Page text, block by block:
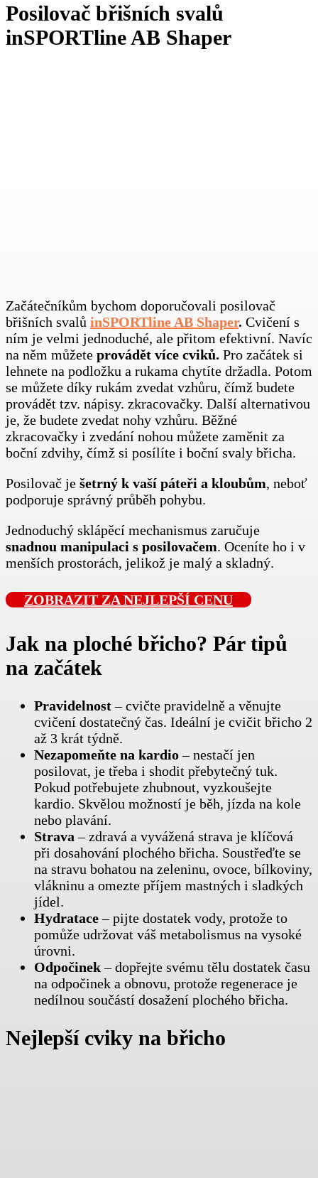
Posilovač břišních svalů
inSPORTline AB Shaper
Začátečníkům bychom doporučovali posilovač
břišních svalů inSPORTline AB Shaper. Cvičení s
ním je velmi jednoduché, ale přitom efektivní. Navíc
na něm můžete provádět více cviků. Pro začátek si
lehnete na podložku a rukama chytíte držadla. Potom
se můžete díky rukám zvedat vzhůru, čímž budete
provádět tzv. nápisy. zkracovačky. Další alternativou
je, že budete zvedat nohy vzhůru. Běžné
zkracovačky i zvedání nohou můžete zaměnit za
boční zdvihy, čímž si posílíte i boční svaly břicha.
Posilovač je šetrný k vaší páteři a kloubům, neboť
podporuje správný průběh pohybu.
Jednoduchý sklápěcí mechanismus zaručuje
snadnou manipulaci s posilovačem. Oceníte ho i v
menších prostorách, jelikož je malý a skladný.
ZOBRAZIT ZA NEJLEPŠÍ CENU
Jak na ploché břicho? Pár tipů
na začátek
Pravidelnost– cvičte pravidelně a věnujte
cvičení dostatečný čas. Ideální je cvičit břicho 2
až 3 krát týdně.
Nezapomeňte na kardio– nestačí jen
posilovat, je třeba i shodit přebytečný tuk.
Pokud potřebujete zhubnout, vyzkoušejte
kardio. Skvělou možností je běh, jízda na kole
nebo plavání.
Strava – zdravá a vyvážená strava je klíčová
při dosahování plochého břicha. Soustřeďte se
na stravu bohatou na zeleninu, ovoce, bílkoviny,
vlákninu a omezte příjem mastných i sladkých
jídel.
Hydratace– pijte dostatek vody, protože to
pomůže udržovat váš metabolismus na vysoké
úrovni.
Odpočinek– dopřejte svému tělu dostatek času
na odpočinek a obnovu, protože regenerace je
nedílnou součástí dosažení plochého břicha.
Nejlepší cviky na břicho